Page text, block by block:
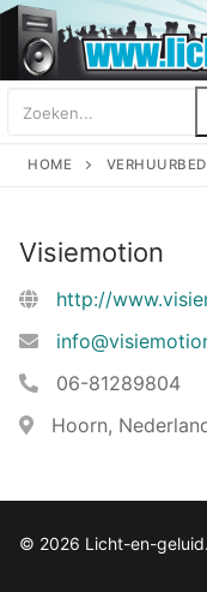
Ga
naar
de
inhoud
Zoeken
HOME
Visiemotion
http://
06-81289804
Hoorn,
© 2026 Licht-en-